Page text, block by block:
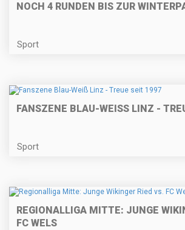
NOCH 4 RUNDEN BIS ZUR
Sport
FANSZENE BLAU-WEISS LINZ -
Sport
REGIONALLIGA MITTE: JUNGE
FC WELS